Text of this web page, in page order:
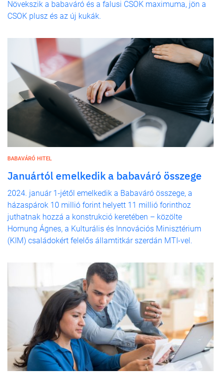
Növekszik a babaváró és a falusi CSOK maximuma, jön a
CSOK plusz és az új kukák.
BABAVÁRÓ HITEL
Januártól emelkedik a babaváró összege
2024. január 1-jétől emelkedik a Babaváró összege, a
házaspárok 10 millió forint helyett 11 millió forinthoz
juthatnak hozzá a konstrukció keretében – közölte
Hornung Ágnes, a Kulturális és Innovációs Minisztérium
(KIM) családokért felelős államtitkár szerdán MTI-vel.